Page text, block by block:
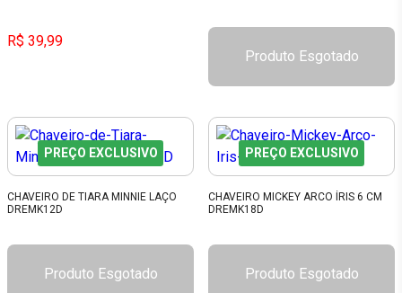
R$ 39,99
Produto Esgotado
PREÇO EXCLUSIVO
CHAVEIRO DE TIARA MINNIE LAÇO
DREMK12D
Produto Esgotado
PREÇO EXCLUSIVO
CHAVEIRO MICKEY ARCO ÍRIS 6 CM
DREMK18D
Produto Esgotado